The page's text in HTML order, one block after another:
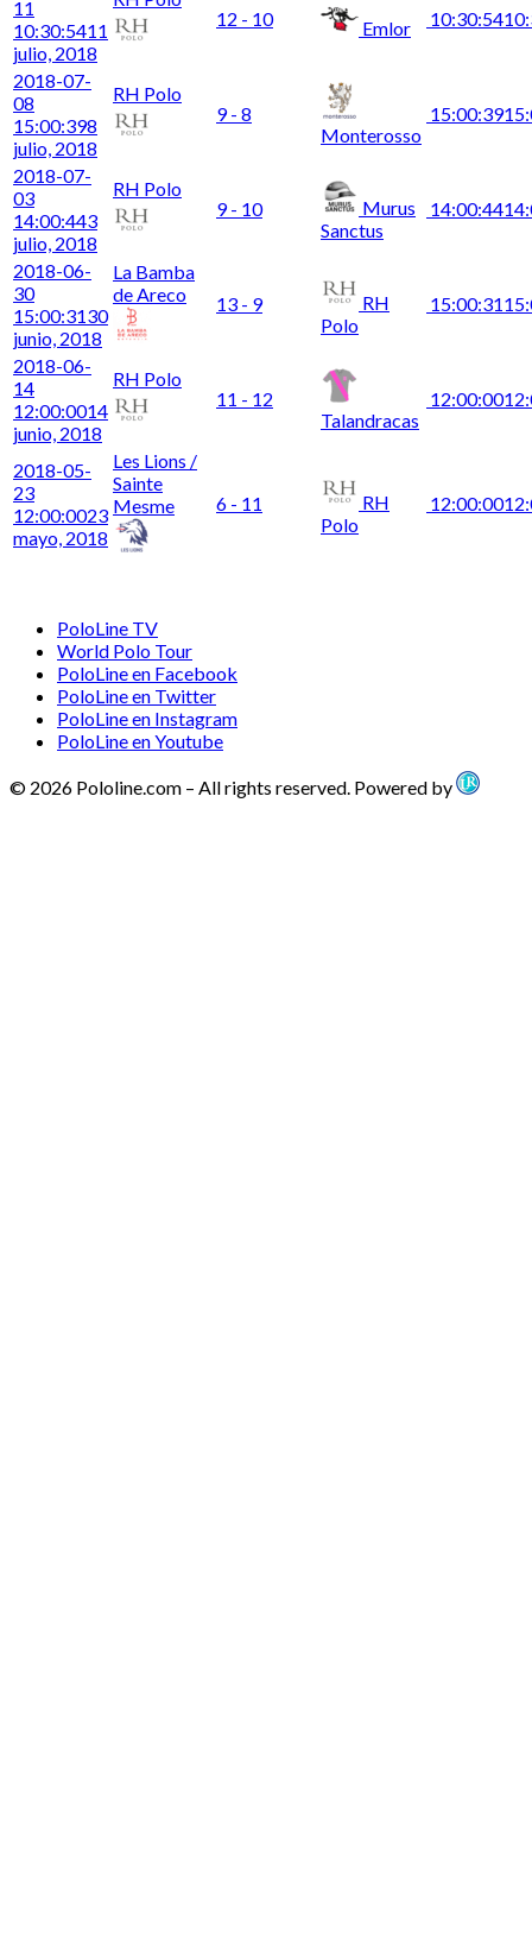
11
10:30:5411
julio, 2018
12 - 10
Emlor 10:30:54
2018-07-
08
15:00:398
julio, 2018
RH Polo
9 - 8
Monterosso
15:00:39
2018-07-
03
14:00:443
julio, 2018
RH Polo
9 - 10
Murus
Sanctus
14:00:44
2018-06-
30
15:00:3130
junio, 2018
La Bamba
de Areco
13 - 9
RH
Polo
15:00:31
2018-06-
14
12:00:0014
junio, 2018
RH Polo
11 - 12
Talandracas
12:00:00
2018-05-
23
12:00:0023
mayo, 2018
Les Lions /
Sainte
Mesme
6 - 11
RH
Polo
12:00:00
PoloLine TV
World Polo Tour
PoloLine en Facebook
PoloLine en Twitter
PoloLine en Instagram
PoloLine en Youtube
© 2026 Pololine.com – All rights reserved. Powered by